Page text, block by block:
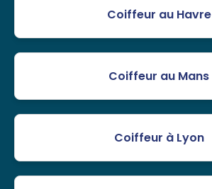
Coiffeur au Havre
Coiffeur au Mans
Coiffeur à Lyon